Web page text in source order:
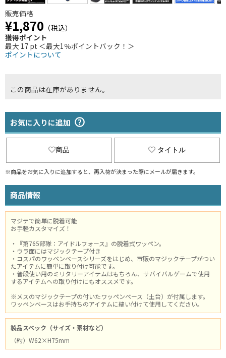
販売価格
¥1,870 （税込）
獲得ポイント
最大 17 pt ＜最大1％ポイントバック！＞
ポイントについて
この商品は在庫がありません。
お気に入りに追加
商品 タイトル
※商品をお気に入りに追加すると、再入荷が決まった際にメールが届きます。
商品情報
マジテで簡単に脱着可能
お手軽カスタマイズ！
・『第765部隊：アイドルフォース』の脱着式ワッペン。
・ウラ面にはマジックテープ付き
・コスパのワッペンベースシリーズをはじめ、市販のマジックテープがつい
たアイテムに簡単に取り付け可能です。
・普段使い用のミリタリーアイテムはもちろん、サバイバルゲームで使用
するアイテムへの取り付けにもオススメです。
※メスのマジックテープの付いたワッペンベース（土台）が付属します。
ワッペンベースはお手持ちのアイテムに縫い付けて使用してください。
製品スペック（サイズ・素材など）
（約）W62×H75mm